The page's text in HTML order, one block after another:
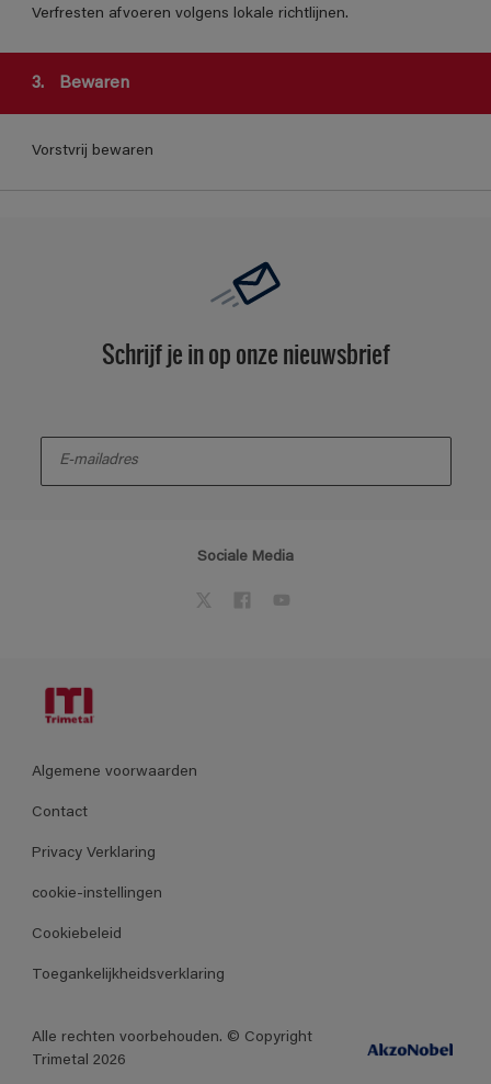
Verfresten afvoeren volgens lokale richtlijnen.
3. Bewaren
Vorstvrij bewaren
Schrijf je in op onze nieuwsbrief
Sociale Media
Algemene voorwaarden
Contact
Privacy Verklaring
cookie-instellingen
Cookiebeleid
Toegankelijkheidsverklaring
Alle rechten voorbehouden. © Copyright
Trimetal 2026